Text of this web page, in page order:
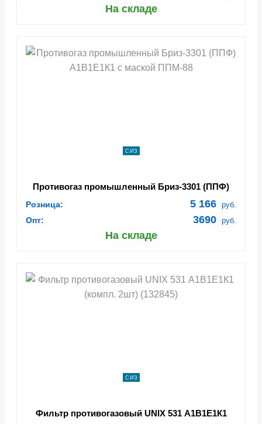
На складе
СИЗ
Противогаз промышленный Бриз-3301 (ППФ)
Розница: 5 166 руб.
Опт: 3690 руб.
На складе
СИЗ
Фильтр противогазовый UNIX 531 А1В1Е1К1